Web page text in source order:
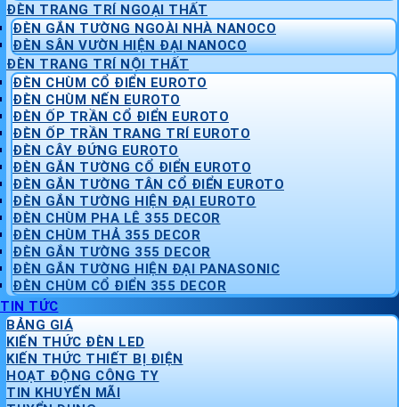
ĐÈN TRANG TRÍ NGOẠI THẤT
ĐÈN GẮN TƯỜNG NGOÀI NHÀ NANOCO
ĐÈN SÂN VƯỜN HIỆN ĐẠI NANOCO
ĐÈN TRANG TRÍ NỘI THẤT
ĐÈN CHÙM CỔ ĐIỂN EUROTO
ĐÈN CHÙM NẾN EUROTO
ĐÈN ỐP TRẦN CỔ ĐIỂN EUROTO
ĐÈN ỐP TRẦN TRANG TRÍ EUROTO
ĐÈN CÂY ĐỨNG EUROTO
ĐÈN GẮN TƯỜNG CỔ ĐIỂN EUROTO
ĐÈN GẮN TƯỜNG TÂN CỔ ĐIỂN EUROTO
ĐÈN GẮN TƯỜNG HIỆN ĐẠI EUROTO
ĐÈN CHÙM PHA LÊ 355 DECOR
ĐÈN CHÙM THẢ 355 DECOR
ĐÈN GẮN TƯỜNG 355 DECOR
ĐÈN GẮN TƯỜNG HIỆN ĐẠI PANASONIC
ĐÈN CHÙM CỔ ĐIỂN 355 DECOR
TIN TỨC
BẢNG GIÁ
KIẾN THỨC ĐÈN LED
KIẾN THỨC THIẾT BỊ ĐIỆN
HOẠT ĐỘNG CÔNG TY
TIN KHUYẾN MÃI